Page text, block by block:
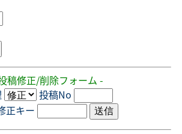
稿修正/削除フォーム -
投稿No
正キー